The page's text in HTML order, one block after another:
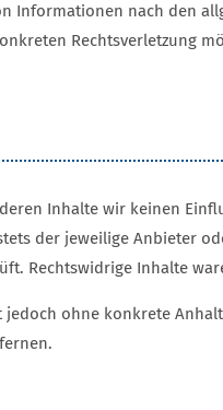
Informationen nach den
Rechtsverletzung
Inhalte wir keinen
der jeweilige Anbieter
Rechtswidrige Inhalte
ohne konkrete